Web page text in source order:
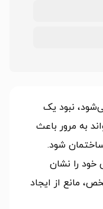
نبود یک
به مرور باعث
شود.
خود را نشان
مانع از ایجاد